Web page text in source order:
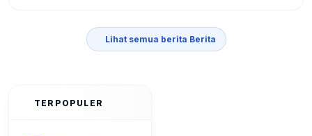
Lihat semua berita Berita
TERPOPULER